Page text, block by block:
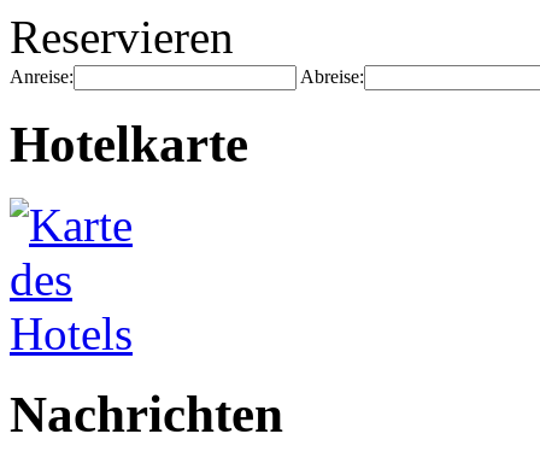
Reservieren
Anreise: Abreise:
Hotelkarte
Nachrichten